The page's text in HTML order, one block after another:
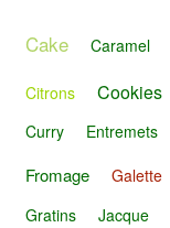
Cake Caramel
Citrons Cookies
Curry
Entremets
Fromage
Galette
Gratins Jacque